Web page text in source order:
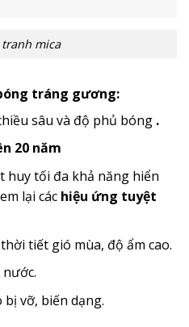
tranh mica
tráng gương:
sâu và độ phủ bóng .
20 năm
huy tối đa khả năng hiển
lại các hiệu ứng tuyệt
thời tiết gió mùa, độ ẩm cao.
vỡ, biến dạng.